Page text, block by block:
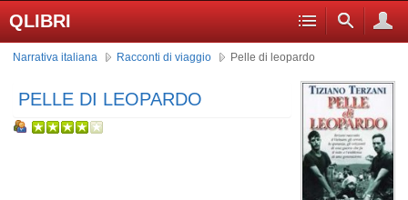
QLIBRI
Narrativa italiana Racconti di viaggio Pelle di leopardo
PELLE DI LEOPARDO